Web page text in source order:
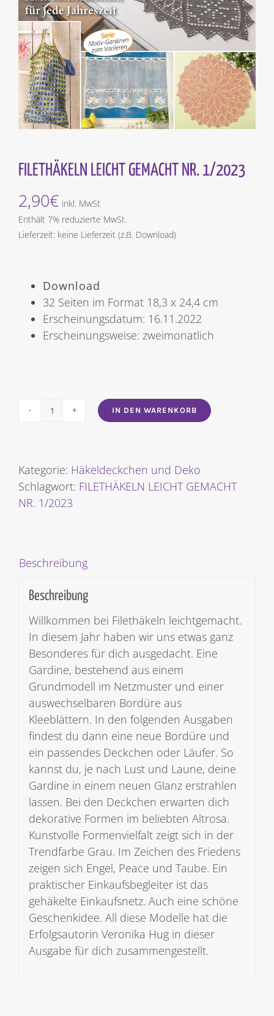
FILETHÄKELN LEICHT GEMACHT NR. 1/2023
2,90€ inkl. MwSt
Enthält 7% reduzierte MwSt.
Lieferzeit: keine Lieferzeit (z.B. Download)
Download
32 Seiten im Format 18,3 x 24,4 cm
Erscheinungsdatum: 16.11.2022
Erscheinungsweise: zweimonatlich
FILETHÄKELN
NR.
1/2023
Menge
IN DEN WARENKORB
Kategorie: Häkeldeckchen und Deko
Schlagwort: FILETHÄKELN LEICHT GEMACHT
NR. 1/2023
Beschreibung
Beschreibung
Willkommen bei Filethäkeln leichtgemacht.
In diesem Jahr haben wir uns etwas ganz
Besonderes für dich ausgedacht. Eine
Gardine, bestehend aus einem
Grundmodell im Netzmuster und einer
auswechselbaren Bordüre aus
Kleeblättern. In den folgenden Ausgaben
findest du dann eine neue Bordüre und
ein passendes Deckchen oder Läufer. So
kannst du, je nach Lust und Laune, deine
Gardine in einem neuen Glanz erstrahlen
lassen. Bei den Deckchen erwarten dich
dekorative Formen im beliebten Altrosa.
Kunstvolle Formenvielfalt zeigt sich in der
Trendfarbe Grau. Im Zeichen des Friedens
zeigen sich Engel, Peace und Taube. Ein
praktischer Einkaufsbegleiter ist das
gehäkelte Einkaufsnetz. Auch eine schöne
Geschenkidee. All diese Modelle hat die
Erfolgsautorin Veronika Hug in dieser
Ausgabe für dich zusammengestellt.